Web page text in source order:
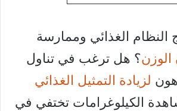
الغذائي وممارسة
الوزن؟ هل ترغب في تناول
لزيادة التمثيل الغذائي
الكيلوغرامات تختفي في